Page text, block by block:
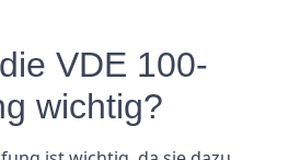
VDE 100-
wichtig?